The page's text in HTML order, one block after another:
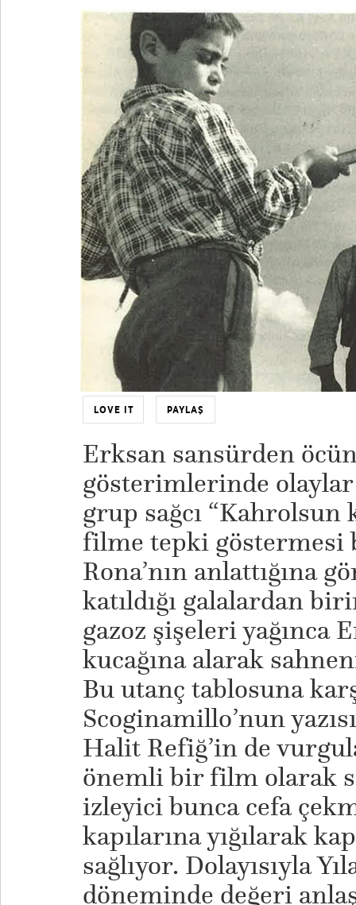
LOVE IT PAYLAŞ
Erksan sansürden
gösterimlerinde olaylar
grup sağcı
filme tepki göstermesi
Rona’nın anlattığına
katıldığı galalardan
gazoz şişeleri yağınca
kucağına alarak
Bu utanç tablosuna
Scoginamillo’nun
Halit Refiğ’in de
önemli bir film olarak
izleyici bunca cefa
kapılarına yığılarak
sağlıyor. Dolayısıyla
döneminde değeri